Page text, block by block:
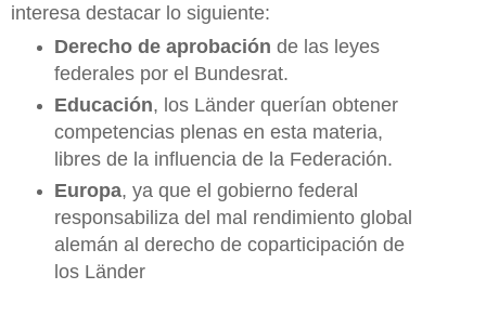
interesa destacar lo siguiente:
Derecho de aprobación de las leyes
federales por el Bundesrat.
Educación, los Länder querían obtener
competencias plenas en esta materia,
libres de la influencia de la Federación.
Europa, ya que el gobierno federal
responsabiliza del mal rendimiento global
alemán al derecho de coparticipación de
los Länder